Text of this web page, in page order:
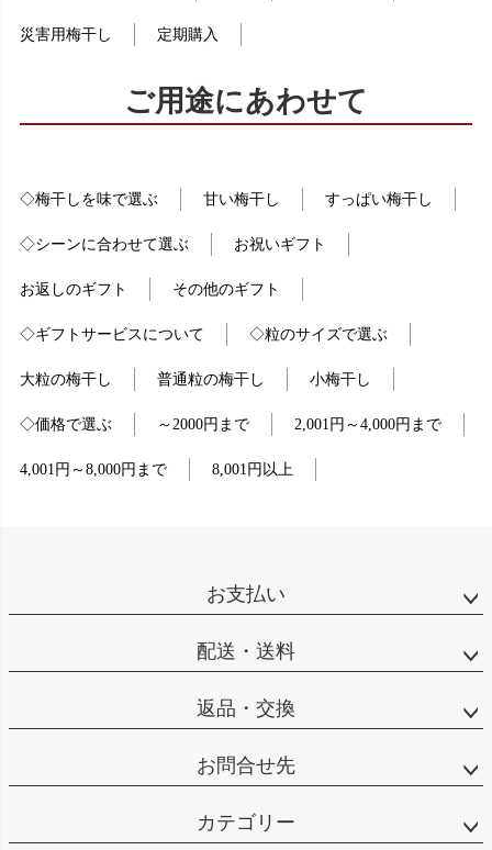
災害用梅干し 定期購入
ご用途にあわせて
◇梅干しを味で選ぶ 甘い梅干し すっぱい梅干し
◇シーンに合わせて選ぶ お祝いギフト
お返しのギフト その他のギフト
◇ギフトサービスについて ◇粒のサイズで選ぶ
大粒の梅干し 普通粒の梅干し 小梅干し
◇価格で選ぶ ～2000円まで 2,001円～4,000円まで
4,001円～8,000円まで 8,001円以上
お支払い
配送・送料
返品・交換
お問合せ先
カテゴリー